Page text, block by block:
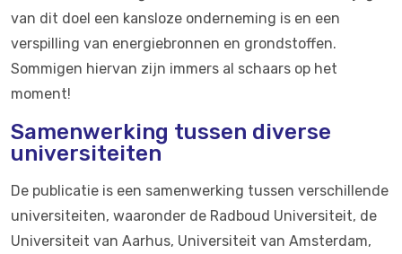
van dit doel een kansloze onderneming is en een
verspilling van energiebronnen en grondstoffen.
Sommigen hiervan zijn immers al schaars op het
moment!
Samenwerking tussen diverse
universiteiten
De publicatie is een samenwerking tussen verschillende
universiteiten, waaronder de Radboud Universiteit, de
Universiteit van Aarhus, Universiteit van Amsterdam,